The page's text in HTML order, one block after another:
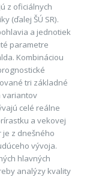
z oficiálnych
(ďalej ŠÚ SR).
a jednotiek
parametre
Kombináciou
tri základné
variantov
celé reálne
a vekovej
z dnešného
vývoja.
hlavných
analýzy kvality